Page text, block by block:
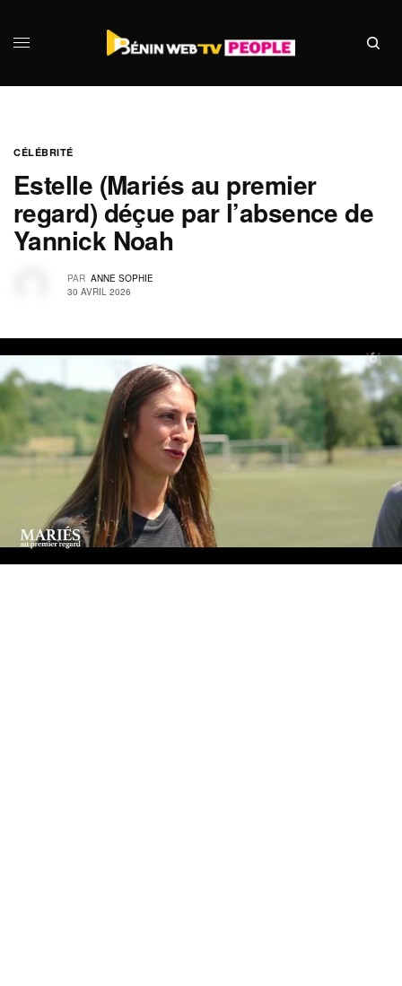
CÉLÉBRITÉ
Estelle (Mariés au premier
regard) déçue par l’absence de
Yannick Noah
PAR ANNE SOPHIE
30 AVRIL 2026